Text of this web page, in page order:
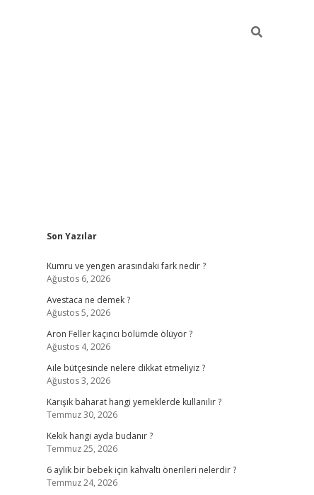
Sidebar
Son Yazılar
Kumru ve yengen arasındaki fark nedir ?
Ağustos 6, 2026
Avestaca ne demek ?
Ağustos 5, 2026
Aron Feller kaçıncı bölümde ölüyor ?
Ağustos 4, 2026
Aile bütçesinde nelere dikkat etmeliyiz ?
Ağustos 3, 2026
Karışık baharat hangi yemeklerde kullanılır ?
Temmuz 30, 2026
Kekik hangi ayda budanır ?
Temmuz 25, 2026
6 aylık bir bebek için kahvaltı önerileri nelerdir ?
Temmuz 24, 2026
vdcasino güncel giriş